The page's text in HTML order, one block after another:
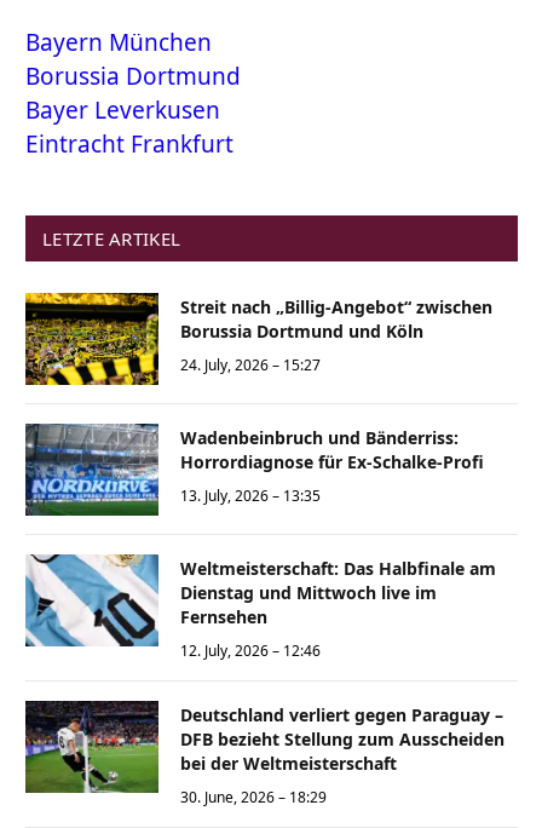
Bayern München
Borussia Dortmund
Bayer Leverkusen
Eintracht Frankfurt
LETZTE ARTIKEL
Streit nach „Billig-Angebot“ zwischen
Borussia Dortmund und Köln
24. July, 2026 – 15:27
Wadenbeinbruch und Bänderriss:
Horrordiagnose für Ex-Schalke-Profi
13. July, 2026 – 13:35
Weltmeisterschaft: Das Halbfinale am
Dienstag und Mittwoch live im
Fernsehen
12. July, 2026 – 12:46
Deutschland verliert gegen Paraguay –
DFB bezieht Stellung zum Ausscheiden
bei der Weltmeisterschaft
30. June, 2026 – 18:29